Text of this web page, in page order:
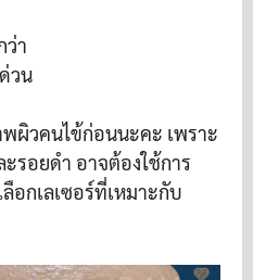
ว่า
วน
ผิวคนไข้ก่อนนะคะ เพราะ
รอยดำ อาจต้องใช้การ
อกเลเซอร์ที่เหมาะกับ